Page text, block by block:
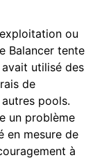
ou
Balancer tente
avait utilisé des
de
pools.
un problème
en mesure de
à